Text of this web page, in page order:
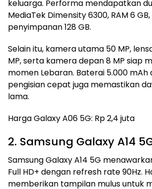
keluarga. Performa mendapatkan
MediaTek Dimensity 6300, RAM 6
penyimpanan 128 GB.
Selain itu, kamera utama 50 MP,
MP, serta kamera depan 8 MP siap
momen Lebaran. Baterai 5.000 mAh
pengisian cepat juga memastikan
lama.
Harga Galaxy A06 5G: Rp 2,4 juta
2. Samsung Galaxy A14
Samsung Galaxy A14 5G
Full HD+ dengan refresh rate 90Hz.
memberikan tampilan mulus untuk